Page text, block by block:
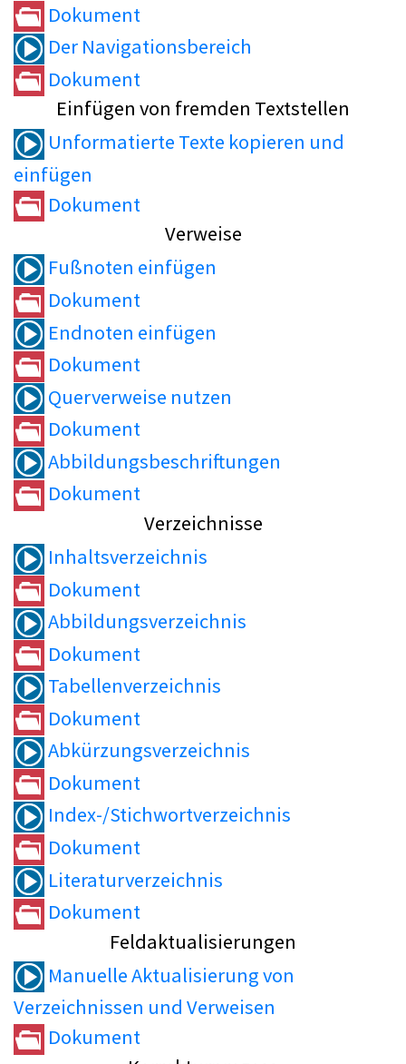
Dokument
Der Navigationsbereich
Dokument
Einfügen von fremden Textstellen
Unformatierte Texte kopieren und
einfügen
Dokument
Verweise
Fußnoten einfügen
Dokument
Endnoten einfügen
Dokument
Querverweise nutzen
Dokument
Abbildungsbeschriftungen
Dokument
Verzeichnisse
Inhaltsverzeichnis
Dokument
Abbildungsverzeichnis
Dokument
Tabellenverzeichnis
Dokument
Abkürzungsverzeichnis
Dokument
Index-/Stichwortverzeichnis
Dokument
Literaturverzeichnis
Dokument
Feldaktualisierungen
Manuelle Aktualisierung von
Verzeichnissen und Verweisen
Dokument